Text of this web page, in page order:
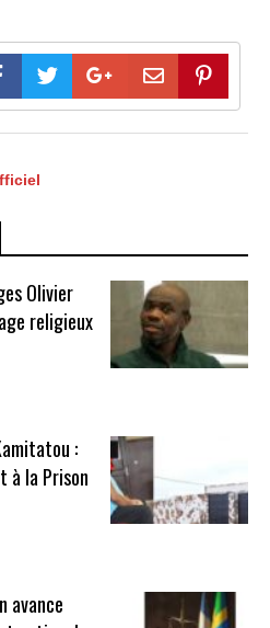
Olivier
religieux
:
à la Prison
avance